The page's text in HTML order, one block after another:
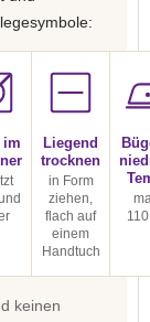
im
Liegend
trocknen
in Form
ziehen,
flach auf
einem
Handtuch
keinen